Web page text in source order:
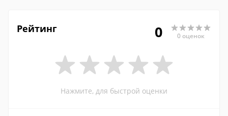
Рейтинг 0 0 оценок
Нажмите, для быстрой оценки